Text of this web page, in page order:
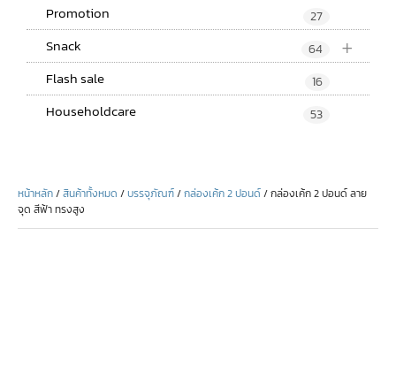
Promotion 27
+
Snack 64
Flash sale 16
Householdcare 53
หน้าหลัก/สินค้าทั้งหมด /บรรจุภัณฑ์/กล่องเค้ก 2 ปอนด์/ กล่องเค้ก 2 ปอนด์ ลาย
จุด สีฟ้า ทรงสูง